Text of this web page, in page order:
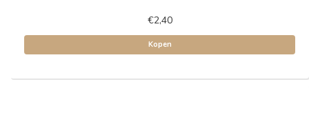
€2,40
Kopen